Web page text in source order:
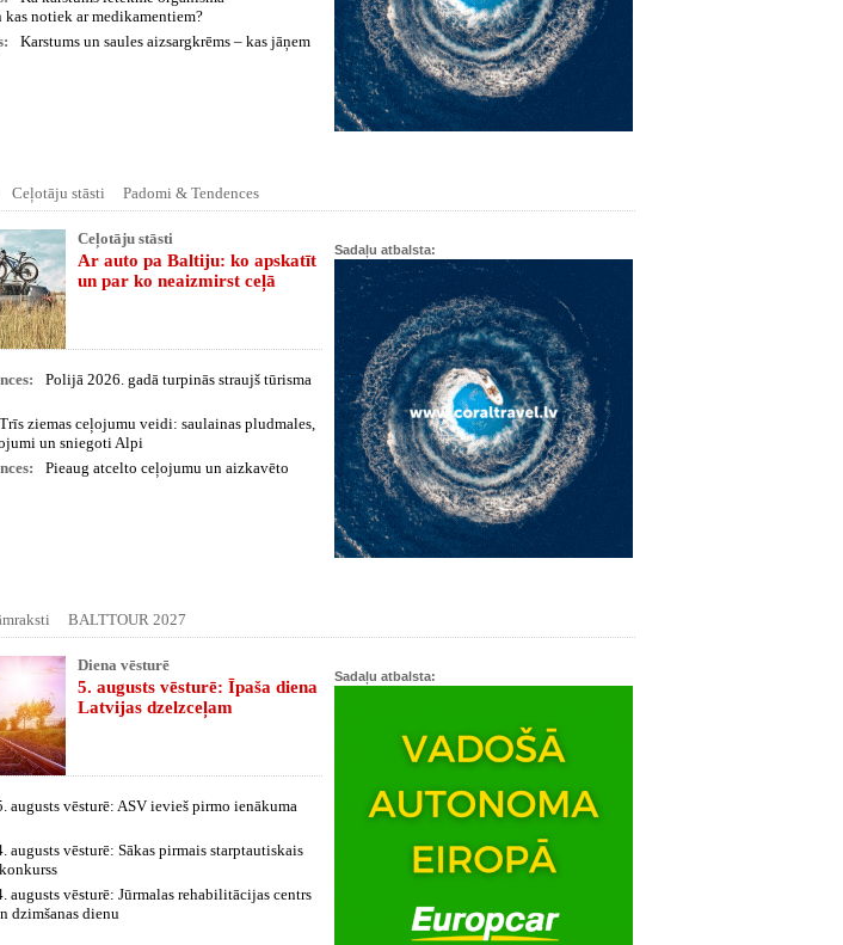
notiek ar medikamentiem?
Karstums un saules aizsargkrēms – kas jāņem
Ceļotāju stāsti Padomi & Tendences
Ceļotāju stāsti
Ar auto pa Baltiju: ko apskatīt
un par ko neaizmirst ceļā
Polijā 2026. gadā turpinās straujš tūrisma
Trīs ziemas ceļojumu veidi: saulainas pludmales,
un sniegoti Alpi
Pieaug atcelto ceļojumu un aizkavēto
Sadaļu atbalsta:
BALTTOUR 2027
Diena vēsturē
5. augusts vēsturē: Īpaša diena
Latvijas dzelzceļam
augusts vēsturē: ASV ievieš pirmo ienākuma
augusts vēsturē: Sākas pirmais starptautiskais
augusts vēsturē: Jūrmalas rehabilitācijas centrs
dzimšanas dienu
Sadaļu atbalsta: